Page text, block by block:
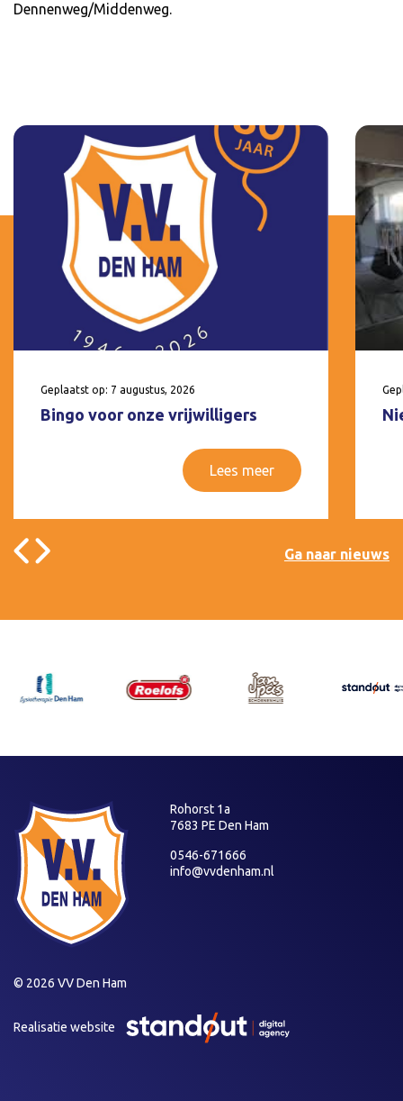
Dennenweg/Middenweg.
Geplaatst op: 7 augustus, 2026
Bingo voor onze vrijwilligers
Lees meer
Ga naar nieuws
Rohorst 1a
7683 PE Den Ham
0546-671666
info@vvdenham.nl
© 2026 VV Den Ham
Realisatie website